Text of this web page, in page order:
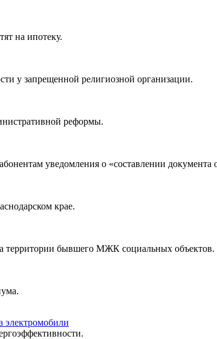
на ипотеку.
у запрещенной религиозной организации.
реформы.
уведомления о «составлении документа
крае.
территории бывшего МЖК социальных объектов.
электромобили